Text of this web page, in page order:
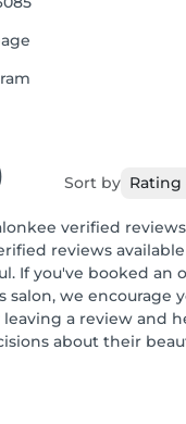
Sort by
verified
reviews
If you've booked an
we encourage
a review and
about their